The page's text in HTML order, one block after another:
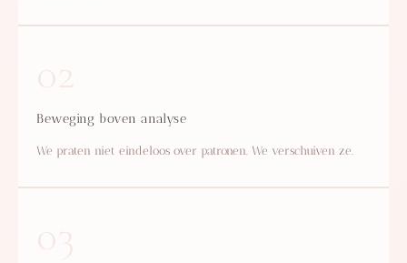
02
Beweging boven analyse
We praten niet eindeloos over patronen. We verschuiven ze.
03